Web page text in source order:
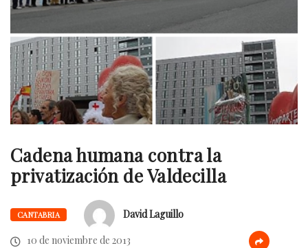
Cadena humana contra la
privatización de Valdecilla
CANTABRIA
David Laguillo
10 de noviembre de 2013